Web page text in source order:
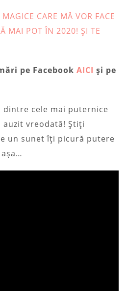
CARE MĂ VOR FACE
MAI POT ÎN 2020! ȘI TE
pe Facebook AICI și pe
dintre cele mai puternice
auzit vreodată! Știți
un sunet îți picură putere